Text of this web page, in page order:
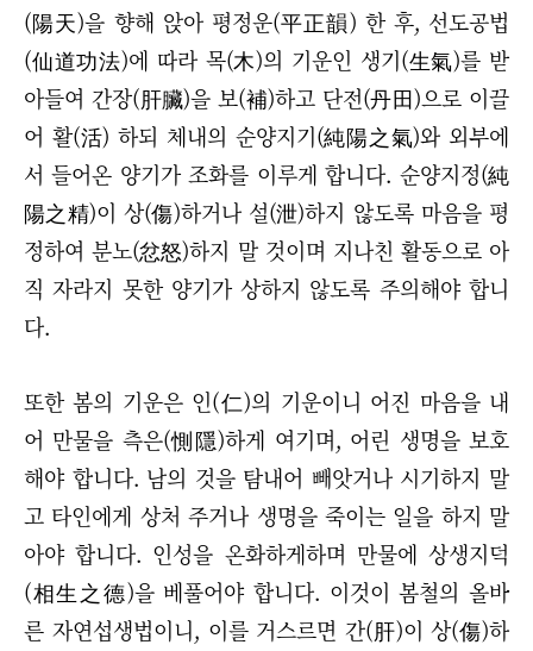
(陽天)을 향해 앉아 평정운(平正韻) 한 후, 선도공법
(仙道功法)에 따라 목(木)의 기운인 생기(生氣)를 받
아들여 간장(肝臟)을 보(補)하고 단전(丹田)으로 이끌
어 활(活) 하되 체내의 순양지기(純陽之氣)와 외부에
서 들어온 양기가 조화를 이루게 합니다. 순양지정(純
陽之精)이 상(傷)하거나 설(泄)하지 않도록 마음을 평
정하여 분노(忿怒)하지 말 것이며 지나친 활동으로 아
직 자라지 못한 양기가 상하지 않도록 주의해야 합니
다.
또한 봄의 기운은 인(仁)의 기운이니 어진 마음을 내
어 만물을 측은(惻隱)하게 여기며, 어린 생명을 보호
해야 합니다. 남의 것을 탐내어 빼앗거나 시기하지 말
고 타인에게 상처 주거나 생명을 죽이는 일을 하지 말
아야 합니다. 인성을 온화하게하며 만물에 상생지덕
(相生之德)을 베풀어야 합니다. 이것이 봄철의 올바
른 자연섭생법이니, 이를 거스르면 간(肝)이 상(傷)하